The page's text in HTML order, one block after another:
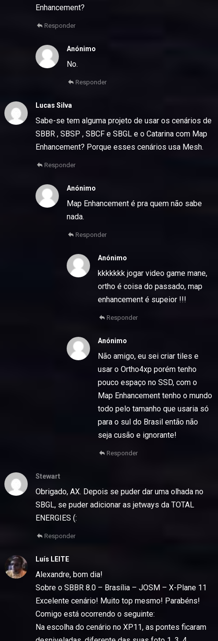
Enhancement?
Responder
Anónimo
No.
Responder
Lucas Silva
Sabe-se tem alguma projeto de usar os cenários de
SBBR , SBSP , SBCF e SBGL e o Catarina com Map
Enhancement? Porque esses cenários usa Mesh.
Responder
Anónimo
Map Enhancement é pra quem não sabe
nada.
Responder
Anónimo
kkkkkkk jogar video game mane,
ortho é coisa do passado, map
enhancement é supeior !!!
Responder
Anónimo
Não amigo, eu sei criar tiles e
usar o Ortho4xp porém tenho
pouco espaço no SSD, com o
Map Enhancement tenho o mundo
todo pelo tamanho que usaria só
para o sul do Brasil então não
seja cusão e ignorante!
Responder
Stewart
Obrigado, AX. Depois se puder dar uma olhada no
SBGL, se puder adicionar as jetways da TOTAL
ENERGIES (:
Responder
Luís LEITE
Alexandre, bom dia!
Sobre o SBBR 8.0 – Brasília – JOSM – X-Plane 11
Excelente cenário! Muito top mesmo! Parabéns!
Comigo está ocorrendo o seguinte:
Na escolha do cenário no XP11, as pontes ficaram